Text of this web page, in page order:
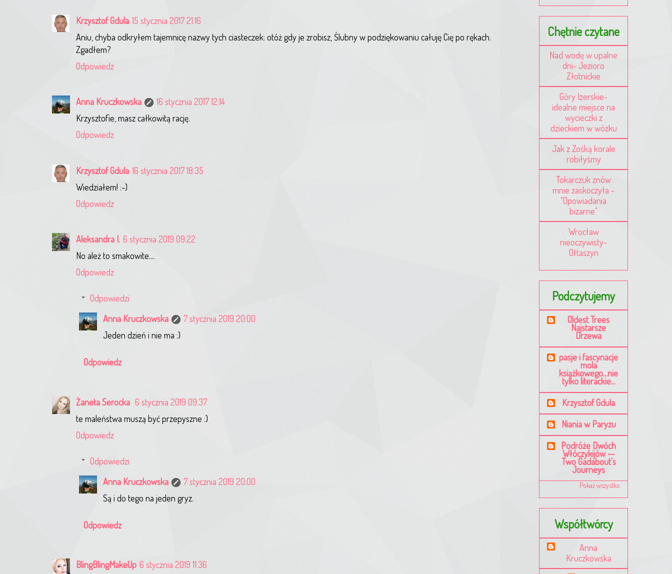
Krzysztof Gdula 15 stycznia 2017 21:16
Aniu, chyba odkryłem tajemnicę nazwy tych ciasteczek: otóż gdy je zrobisz, Ślubny w podziękowaniu całuję Cię po rękach.
Zgadłem?
Odpowiedz
Anna Kruczkowska
16 stycznia 2017 12:14
Krzysztofie, masz całkowitą rację.
Odpowiedz
Krzysztof Gdula 16 stycznia 2017 18:35
Wiedziałem! :-)
Odpowiedz
Aleksandra I. 6 stycznia 2019 09:22
No ależ to smakowite....
Odpowiedz
Odpowiedzi
Anna Kruczkowska
7 stycznia 2019 20:00
Jeden dzień i nie ma :)
Odpowiedz
Żaneta Serocka 6 stycznia 2019 09:37
te maleństwa muszą być przepyszne :)
Odpowiedz
Odpowiedzi
Anna Kruczkowska
7 stycznia 2019 20:00
Są i do tego na jeden gryz.
Odpowiedz
BlingBlingMakeUp 6 stycznia 2019 11:36
Chętnie czytane
Nad wodę w upalne
dni- Jezioro
Złotnickie
Góry Izerskie-
idealne miejsce na
wycieczki z
dzieckiem w wózku
Jak z Zośką korale
robiłyśmy
Tokarczuk znów
mnie zaskoczyła -
"Opowiadania
bizarne"
Wrocław
nieoczywisty-
Ołtaszyn
Podczytujemy
Oldest Trees
Najstarsze
Drzewa
pasje i fascynacje
mola
książkowego...nie
tylko literackie...
Krzysztof Gdula
Niania w Paryzu
Podróże Dwóch
Włóczykijów ~~
Two Gadabout's
Journeys
Pokaż wszystko
Współtwórcy
Anna
Kruczkowska